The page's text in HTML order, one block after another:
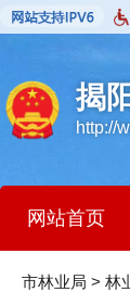
揭
http://
网站首页
市林业局 > 林